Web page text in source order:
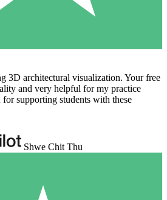
3D architectural visualization. Your free
and very helpful for my practice
supporting students with these
Shwe Chit Thu